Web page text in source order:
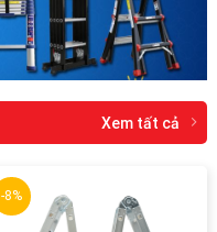
Xem tất cả
-8%